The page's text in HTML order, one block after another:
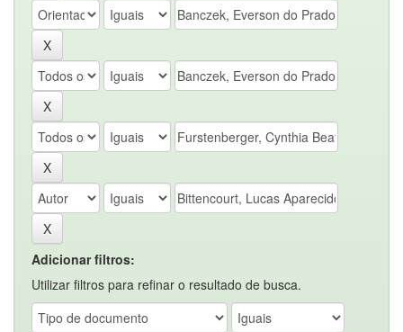
Adicionar filtros:
Utilizar filtros para refinar o resultado de busca.